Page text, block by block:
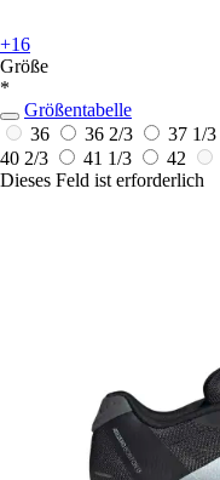
+16
Größe
*
Größentabelle
36
36 2/3 37 1/3
40 2/3
41 1/3 42
Dieses Feld ist erforderlich